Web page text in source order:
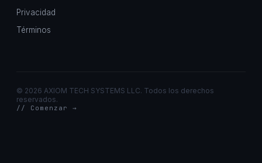
Privacidad
Términos
© 2026 AXIOM TECH SYSTEMS LLC. Todos los derechos
reservados.
// Comenzar →